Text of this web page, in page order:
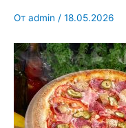
От admin / 18.05.2026